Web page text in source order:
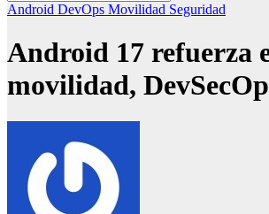
Android DevOps Movilidad Seguridad
Android 17 refuerza
movilidad,